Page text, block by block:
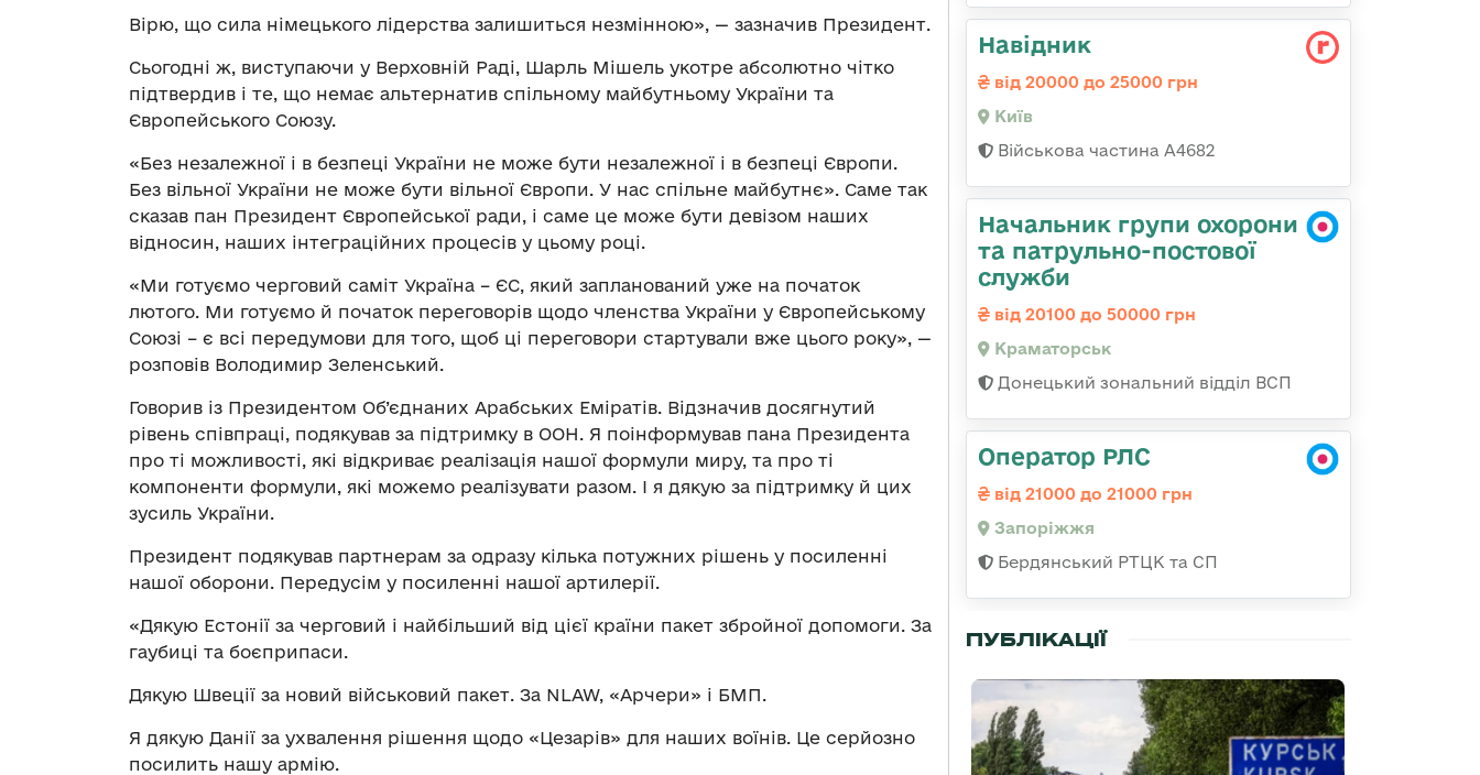
Вірю, що сила німецького лідерства залишиться незмінною», — зазначив Президент.
Сьогодні ж, виступаючи у Верховній Раді, Шарль Мішель укотре абсолютно чітко
підтвердив і те, що немає альтернатив спільному майбутньому України та
Європейського Союзу.
«Без незалежної і в безпеці України не може бути незалежної і в безпеці Європи.
Без вільної України не може бути вільної Європи. У нас спільне майбутнє». Саме так
сказав пан Президент Європейської ради, і саме це може бути девізом наших
відносин, наших інтеграційних процесів у цьому році.
«Ми готуємо черговий саміт Україна – ЄС, який запланований уже на початок
лютого. Ми готуємо й початок переговорів щодо членства України у Європейському
Союзі – є всі передумови для того, щоб ці переговори стартували вже цього року», —
розповів Володимир Зеленський.
Говорив із Президентом Об’єднаних Арабських Еміратів. Відзначив досягнутий
рівень співпраці, подякував за підтримку в ООН. Я поінформував пана Президента
про ті можливості, які відкриває реалізація нашої формули миру, та про ті
компоненти формули, які можемо реалізувати разом. І я дякую за підтримку й цих
зусиль України.
Президент подякував партнерам за одразу кілька потужних рішень у посиленні
нашої оборони. Передусім у посиленні нашої артилерії.
«Дякую Естонії за черговий і найбільший від цієї країни пакет збройної допомоги. За
гаубиці та боєприпаси.
Дякую Швеції за новий військовий пакет. За NLAW, «Арчери» і БМП.
Я дякую Данії за ухвалення рішення щодо «Цезарів» для наших воїнів. Це серйозно
посилить нашу армію.
Навідник
від 20000 до 25000 грн
Київ
Військова частина А4682
Начальник групи охорони
та патрульно-постової
служби
від 20100 до 50000 грн
Краматорськ
Донецький зональний відділ ВСП
Оператор РЛС
від 21000 до 21000 грн
Запоріжжя
Бердянський РТЦК та СП
ПУБЛІКАЦІЇ